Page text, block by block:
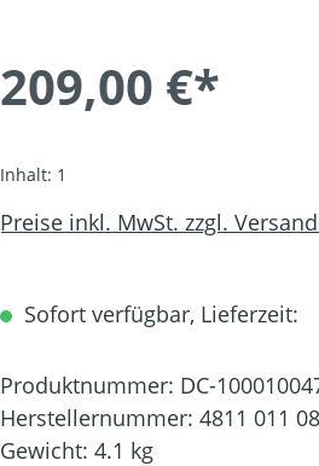
209,00 €*
Inhalt: 1
Preise inkl. MwSt. zzgl.
Sofort verfügbar, Lieferzeit:
Produktnummer: DC-
Herstellernummer: 4811 011
Gewicht: 4.1 kg